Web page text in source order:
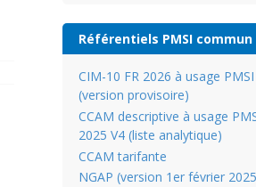
Référentiels PMSI commun
CIM-10 FR 2026 à usage PMSI
(version provisoire)
CCAM descriptive à usage
2025 V4 (liste analytique)
CCAM tarifante
NGAP (version 1er février